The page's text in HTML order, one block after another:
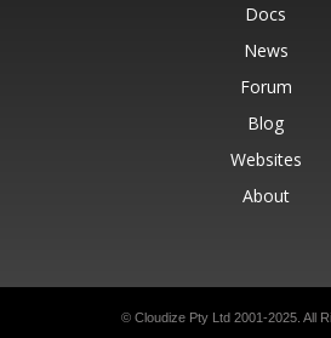
Docs
News
Forum
Blog
Websites
About
© Cloudize Pty Ltd 2001-2025. All